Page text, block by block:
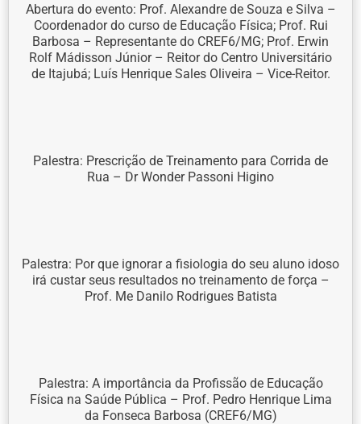
Abertura do evento: Prof. Alexandre de Souza e Silva –
Coordenador do curso de Educação Física; Prof. Rui
Barbosa – Representante do CREF6/MG; Prof. Erwin
Rolf Mádisson Júnior – Reitor do Centro Universitário
de Itajubá; Luís Henrique Sales Oliveira – Vice-Reitor.
Palestra: Prescrição de Treinamento para Corrida de
Rua – Dr Wonder Passoni Higino
Palestra: Por que ignorar a fisiologia do seu aluno idoso
irá custar seus resultados no treinamento de força –
Prof. Me Danilo Rodrigues Batista
Palestra: A importância da Profissão de Educação
Física na Saúde Pública – Prof. Pedro Henrique Lima
da Fonseca Barbosa (CREF6/MG)